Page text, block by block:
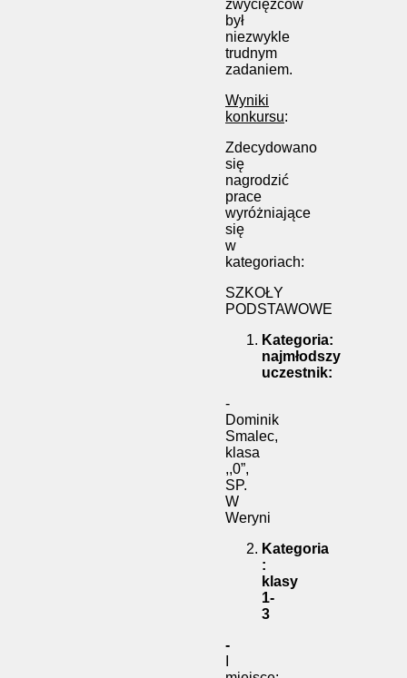
zwycięzców
był
niezwykle
trudnym
zadaniem.
Wyniki
konkursu:
Zdecydowano
się
nagrodzić
prace
wyróżniające
się
w
kategoriach:
SZKOŁY
PODSTAWOWE
Kategoria:
najmłodszy
uczestnik:
-
Dominik
Smalec,
klasa
,,0”,
SP.
W
Weryni
Kategoria
:
klasy
1-
3
-